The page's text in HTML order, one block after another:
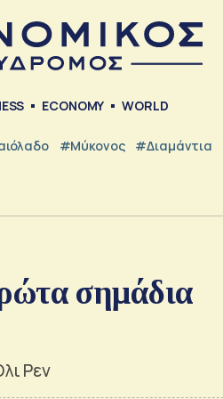
ECONOMY WORLD
#Μύκονος #Διαμάντια
σημάδια
Ρεν